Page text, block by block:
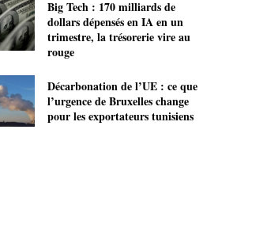
Big Tech : 170 milliards de
dollars dépensés en IA en un
trimestre, la trésorerie vire au
rouge
Décarbonation de l’UE : ce que
l’urgence de Bruxelles change
pour les exportateurs tunisiens